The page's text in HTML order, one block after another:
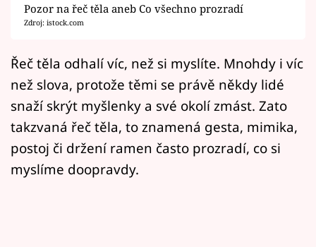
Filmový festival Karlovy Vary
Mámy sobě
Přihlášení
Sledujte nás
Pozor na řeč těla aneb Co všechno prozradí
Zdroj: istock.com
Řeč těla odhalí víc, než si myslíte. Mnohdy i víc
než slova, protože těmi se právě někdy lidé
snaží skrýt myšlenky a své okolí zmást. Zato
takzvaná řeč těla, to znamená gesta, mimika,
postoj či držení ramen často prozradí, co si
myslíme doopravdy.